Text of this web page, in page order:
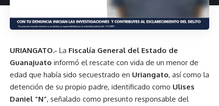
URIANGATO.- La Fiscalía General del Estado de
Guanajuato informó el rescate con vida de un menor de
edad que había sido secuestrado en Uriangato, así como la
detención de su propio padre, identificado como Ulises
Daniel “N”, señalado como presunto responsable del